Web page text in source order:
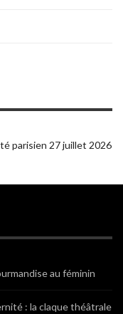
parisien 27 juillet 2026
au féminin
: la claque théâtrale